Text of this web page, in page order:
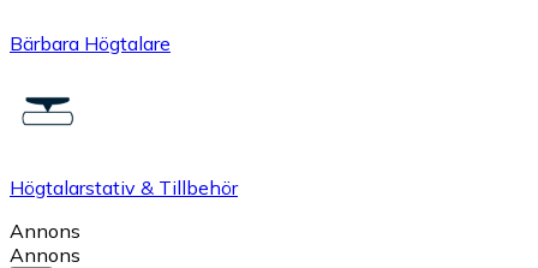
Bärbara Högtalare
Högtalarstativ & Tillbehör
Annons
Annons